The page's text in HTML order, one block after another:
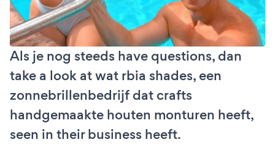
Als je nog steeds have questions, dan
take a look at wat rbia shades, een
zonnebrillenbedrijf dat crafts
handgemaakte houten monturen heeft,
seen in their business heeft.